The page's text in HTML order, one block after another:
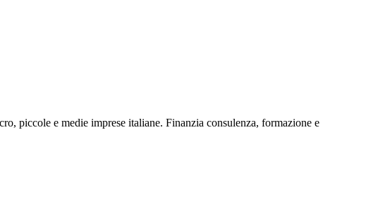
piccole e medie imprese italiane. Finanzia consulenza, formazione e